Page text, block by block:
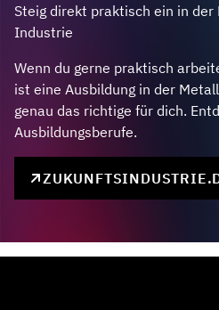
Steig direkt praktisch ein in
Industrie
Wenn du gerne praktisch
ist eine Ausbildung in der
genau das richtige für dich.
Ausbildungsberufe.